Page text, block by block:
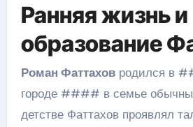
Ранняя жизнь и
образование
Роман Фаттаховродился в
городе #### в семье
детстве Фаттахов проявлял